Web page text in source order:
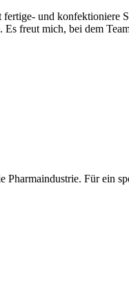
und
freut mich, bei dem
Für ein